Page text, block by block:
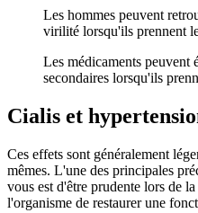
Les hommes peuvent
virilité lorsqu'ils prennent
Les médicaments peuvent
secondaires lorsqu'ils
Cialis et
Ces effets sont généralement
mêmes. L'une des principales
vous est d'être prudente lors de
l'organisme de restaurer une